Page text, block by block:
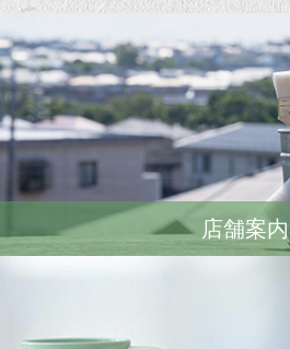
店舗案内